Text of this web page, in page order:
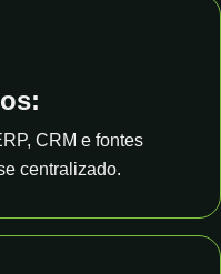
CRM e fontes
centralizado.